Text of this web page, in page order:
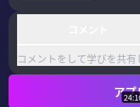
コメントをして学びを共有
アプ